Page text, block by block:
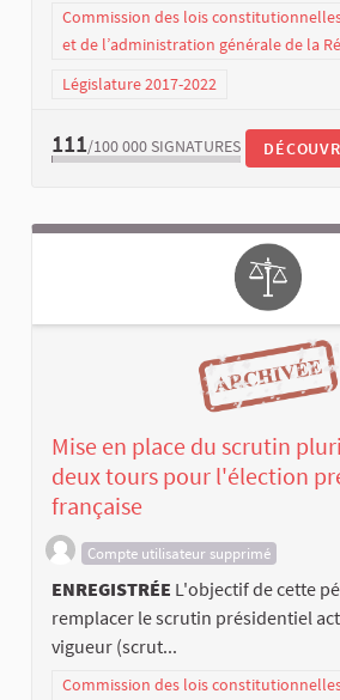
Commission des lois
et de l’administration générale de la
Législature 2017-2022
111/100 000 SIGNATURES
Mise en place du scrutin
deux tours pour l'élection
française
Compte utilisateur supprimé
ENREGISTRÉE L'objectif de cette
remplacer le scrutin présidentiel
vigueur (scrut...
Commission des lois